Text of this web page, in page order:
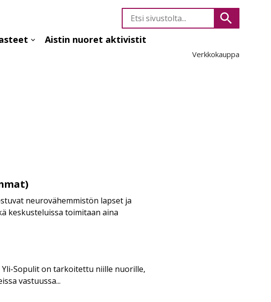
Etsi
sivustolta
Aistin nuoret aktivistit
Verkkokauppa
neurovähemmistön lapset ja
keskusteluissa toimitaan aina
Sopulit on tarkoitettu niille nuorille,
vastuussa...